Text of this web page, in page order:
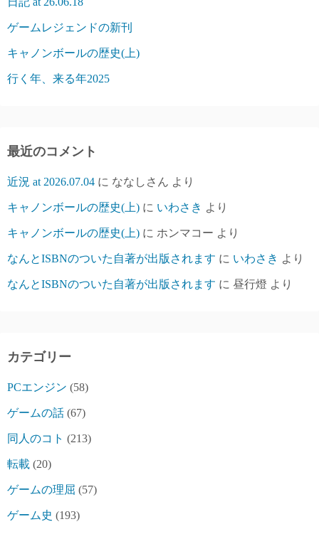
ゲームレジェンドの新刊
キャノンボールの歴史(上)
行く年、来る年2025
最近のコメント
近況 at 2026.07.04 に ななしさん より
キャノンボールの歴史(上) に いわさき より
キャノンボールの歴史(上) に ホンマコー より
なんとISBNのついた自著が出版されます に いわさき より
なんとISBNのついた自著が出版されます に 昼行燈 より
カテゴリー
PCエンジン (58)
ゲームの話 (67)
同人のコト (213)
転載 (20)
ゲームの理屈 (57)
ゲーム史 (193)